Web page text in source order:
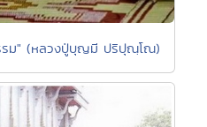
รม" (หลวงปู่บุญมี ปริปุณฺโณ)